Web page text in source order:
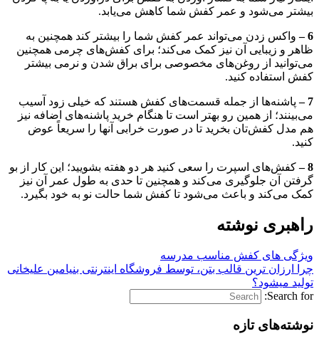
بیشتر می‌شود و عمر کفش شما کاهش می‌یابد.
6 –
واکس زدن می‌تواند عمر کفش شما را بیشتر کند همچنین به
ظاهر و زیبایی آن نیز کمک می‌کند؛ برای کفش‌های چرمی همچنین
می‌توانید از روغن‌های مخصوصی برای براق شدن و نرمی بیشتر
کفش استفاده کنید.
7 –
پاشنه‌ها از جمله قسمت‌های کفش هستند که خیلی زود آسیب
می‌بینند؛ از همین رو بهتر است تا هنگام خرید پاشنه‌های اضافه نیز
هم مدل کفش‌تان بخرید تا در صورت خرابی آنها را سریعاً عوض
کنید.
8 –
کفش‌های اسپرت را سعی کنید هر دو هفته بشویید؛ این کار از بو
گرفتن آن جلوگیری می‌کند و همچنین تا حدی به طول عمر آن نیز
کمک می‌کند و باعث می‌شود تا کفش شما حالت نو به خود بگیرد.
راهبری نوشته
ویژگی های کفش مناسب مدرسه
چرا ارزان ترین قالب بتن، توسط فروشگاه اینترنتی بنیامین علیخانی
تولید میشود؟
Search for:
نوشته‌های تازه